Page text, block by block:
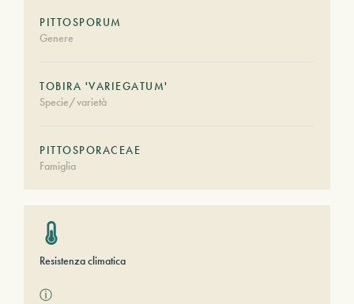
PITTOSPORUM
Genere
TOBIRA 'VARIEGATUM'
Specie/varietà
PITTOSPORACEAE
Famiglia
Resistenza climatica
ⓘ